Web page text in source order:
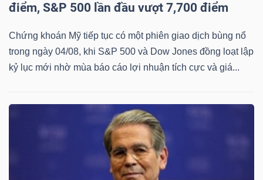
điểm, S&P 500 lần đầu vượt 7,700 điểm
Chứng khoán Mỹ tiếp tục có một phiên giao dịch bùng nổ
trong ngày 04/08, khi S&P 500 và Dow Jones đồng loạt lập
kỷ lục mới nhờ mùa báo cáo lợi nhuận tích cực và giá...